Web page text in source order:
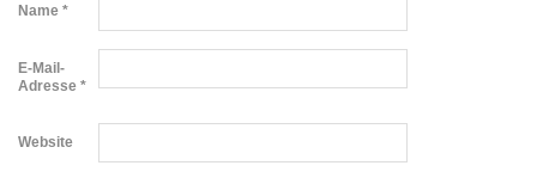
Name *
E-Mail-
Adresse *
Website